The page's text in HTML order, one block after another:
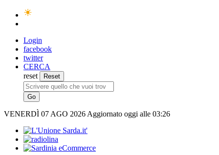
Login
facebook
twitter
CERCA
reset
VENERDÌ 07 AGO 2026 Aggiornato oggi alle 03:26